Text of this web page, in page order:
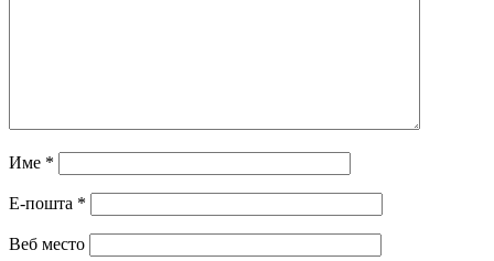
Име *
Е-пошта *
Веб место